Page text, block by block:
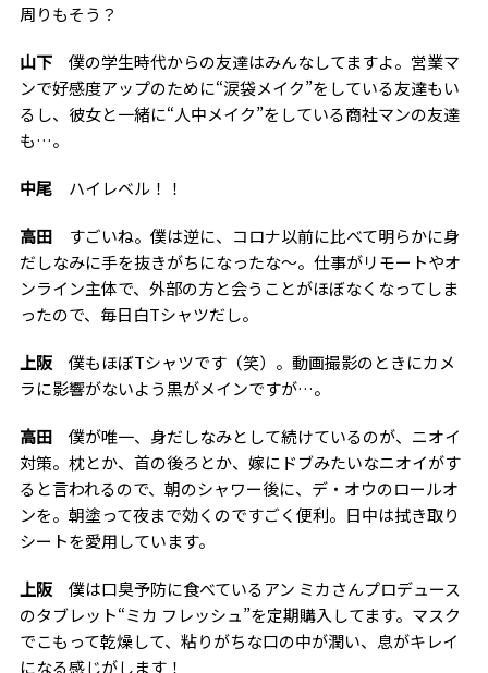
周りもそう？
山下僕の学生時代からの友達はみんなしてますよ。営業マ
ンで好感度アップのために“涙袋メイク”をしている友達もい
るし、彼女と一緒に“人中メイク”をしている商社マンの友達
も…。
中尾ハイレベル！！
高田すごいね。僕は逆に、コロナ以前に比べて明らかに身
だしなみに手を抜きがちになったな〜。仕事がリモートやオ
ンライン主体で、外部の方と会うことがほぼなくなってしま
ったので、毎日白Tシャツだし。
上阪僕もほぼTシャツです（笑）。動画撮影のときにカメ
ラに影響がないよう黒がメインですが…。
高田僕が唯一、身だしなみとして続けているのが、ニオイ
対策。枕とか、首の後ろとか、嫁にドブみたいなニオイがす
ると言われるので、朝のシャワー後に、デ・オウのロールオ
ンを。朝塗って夜まで効くのですごく便利。日中は拭き取り
シートを愛用しています。
上阪僕は口臭予防に食べているアン ミカさんプロデュース
のタブレット“ミカ フレッシュ”を定期購入してます。マスク
でこもって乾燥して、粘りがちな口の中が潤い、息がキレイ
になる感じがします！